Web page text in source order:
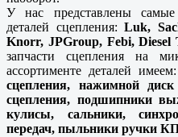
У нас представлены самые
деталей сцепления: Luk,
Knorr, JPGroup, Febi, Diesel
запчасти сцепления на
ассортименте деталей
сцепления, нажимной
сцепления, подшипники
кулисы, сальники,
передач, пыльники ручки